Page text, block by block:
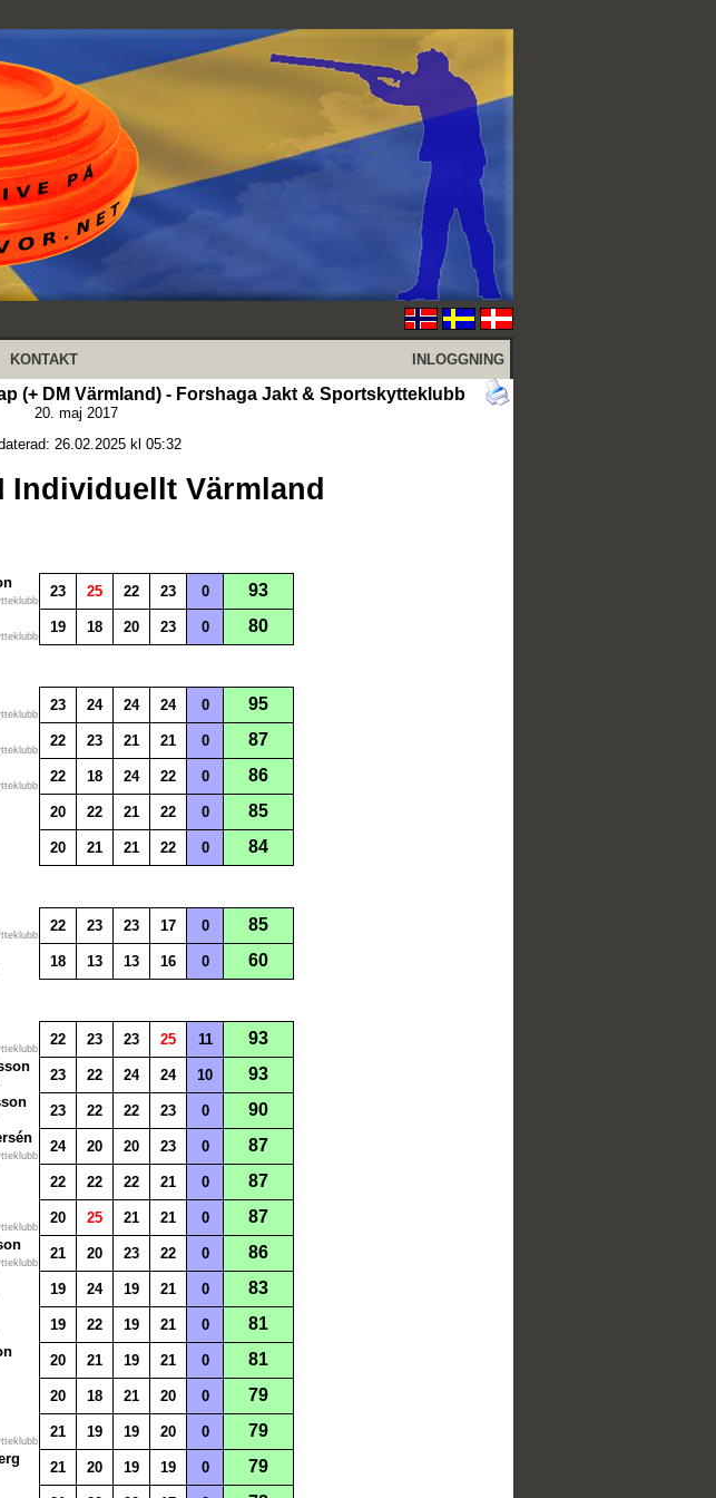
KONTAKT INLOGGNING
(+ DM Värmland) - Forshaga Jakt & Sportskytteklubb
20. maj 2017
26.02.2025 kl 05:32
Individuellt Värmland
23 25 22 23 0 93
19 18 20 23 0 80
23 24 24 24 0 95
22 23 21 21 0 87
22 18 24 22 0 86
20 22 21 22 0 85
20 21 21 22 0 84
22 23 23 17 0 85
18 13 13 16 0 60
22 23 23 25 11 93
23 22 24 24 10 93
23 22 22 23 0 90
24 20 20 23 0 87
22 22 22 21 0 87
20 25 21 21 0 87
21 20 23 22 0 86
19 24 19 21 0 83
19 22 19 21 0 81
20 21 19 21 0 81
20 18 21 20 0 79
21 19 19 20 0 79
21 20 19 19 0 79